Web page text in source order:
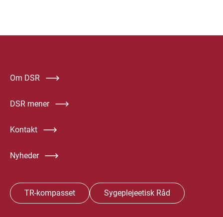
Om DSR
DSR mener
Kontakt
Nyheder
TR-kompasset Sygeplejeetisk Råd